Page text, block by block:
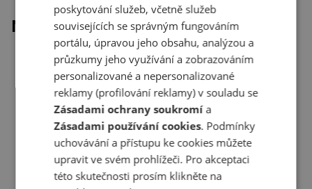
Naposledy prohlížené
poskytování služeb, včetně služeb
souvisejících se správným fungováním
portálu, úpravou jeho obsahu, analýzou a
průzkumy jeho využívání a zobrazováním
personalizované a nepersonalizované
reklamy (profilování reklamy) v souladu se
Zásadami ochrany soukromía
Zásadami používání cookies. Podmínky
uchovávání a přístupu ke cookies můžete
upravit ve svém prohlížeči. Pro akceptaci
této skutečnosti prosím klikněte na